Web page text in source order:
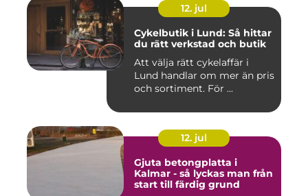
12. jul
Cykelbutik i Lund: Så hittar
du rätt verkstad och butik
Att välja rätt cykelaffär i
Lund handlar om mer än pris
och sortiment. För ...
12. jul
Gjuta betongplatta i
Kalmar - så lyckas man från
start till färdig grund